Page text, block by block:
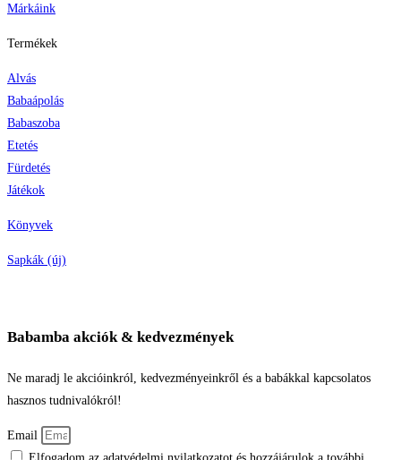
Márkáink
Termékek
Alvás
Babaápolás
Babaszoba
Etetés
Fürdetés
Játékok
Könyvek
Sapkák (új)
Babamba akciók & kedvezmények
Ne maradj le akcióinkról, kedvezményeinkről és a babákkal kapcsolatos
hasznos tudnivalókról!
Email